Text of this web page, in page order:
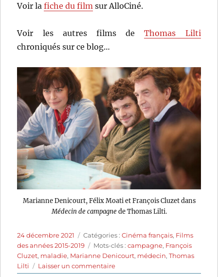
Voir lafiche du film sur AlloCiné.
Voir les autres films deThomas Lilti
chroniqués sur ce blog…
Marianne Denicourt, Félix Moati et François Cluzet dans
Médecin de campagnede Thomas Lilti.
Publié
le
24 décembre 2021 Catégories
Catégories :Cinéma français, Films
des années 2015-2019
Étiquettes
Mots-clés :campagne, François
Cluzet, maladie, Marianne Denicourt, médecin,Thomas
Lilti
Laisser un commentairesur